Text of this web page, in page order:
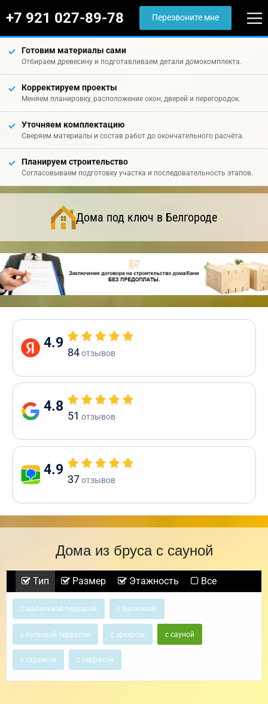
+7 921 027-89-78 Перезвоните мне
Готовим материалы сами
Отбираем древесину и подготавливаем детали домокомплекта.
Корректируем проекты
Меняем планировку, расположение окон, дверей и перегородок.
Уточняем комплектацию
Сверяем материалы и состав работ до окончательного расчёта.
Планируем строительство
Согласовываем подготовку участка и последовательность этапов.
Дома под ключ в Белгороде
4.9
84отзывов
4.8
51 отзывов
4.9
37отзывов
Дома из бруса с сауной
Тип Размер Этажность Все
с маленькой террасой с балконом
с большой террасой с эркером с сауной
с гаражом с террасой